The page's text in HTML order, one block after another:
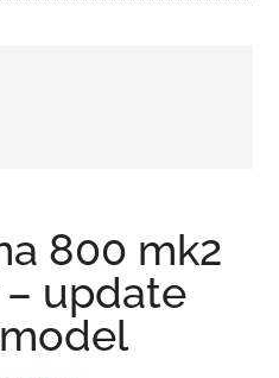
800 mk2
update